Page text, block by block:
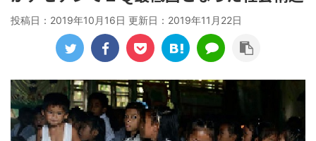
投稿日：2019年10月16日 更新日： 2019年11月22日